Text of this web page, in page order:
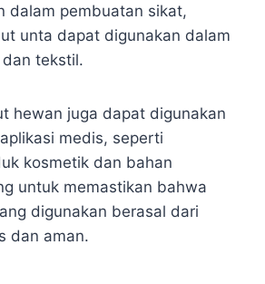
dalam pembuatan sikat,
unta dapat digunakan dalam
tekstil.
hewan juga dapat digunakan
medis, seperti
kosmetik dan bahan
untuk memastikan bahwa
digunakan berasal dari
dan aman.